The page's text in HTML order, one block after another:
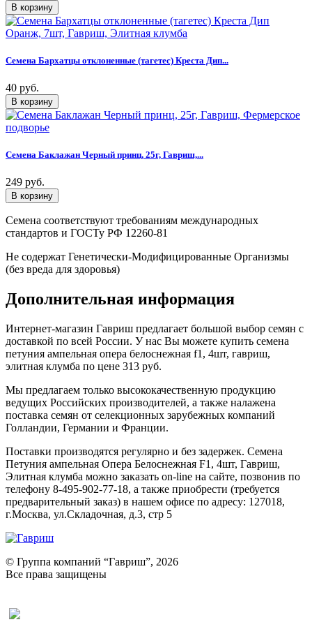
Семена Бархатцы отклоненные (тагетес) Креста Дип...
40 руб.
Семена Баклажан Черный принц, 25г, Гавриш,...
249 руб.
Семена соответствуют требованиям международных
стандартов и ГОСТу РФ 12260-81
Не содержат Генетически-Модифицированные Организмы
(без вреда для здоровья)
Дополнительная информация
Интернет-магазин Гавриш предлагает большой выбор семян с
доставкой по всей России. У нас Вы можете купить семена
петуния ампельная опера белоснежная f1, 4шт, гавриш,
элитная клумба по цене 313 руб.
Мы предлагаем только высококачественную продукцию
ведущих Российских производителей, а также налажена
поставка семян от селекционных зарубежных компаний
Голландии, Германии и Франции.
Поставки производятся регулярно и без задержек. Семена
Петуния ампельная Опера Белоснежная F1, 4шт, Гавриш,
Элитная клумба можно заказать on-line на сайте, позвонив по
телефону 8-495-902-77-18, а также приобрести (требуется
предварительный заказ) в нашем офисе по адресу: 127018,
г.Москва, ул.Складочная, д.3, стр 5
© Группа компаний “Гавриш”, 2026
Все права защищены